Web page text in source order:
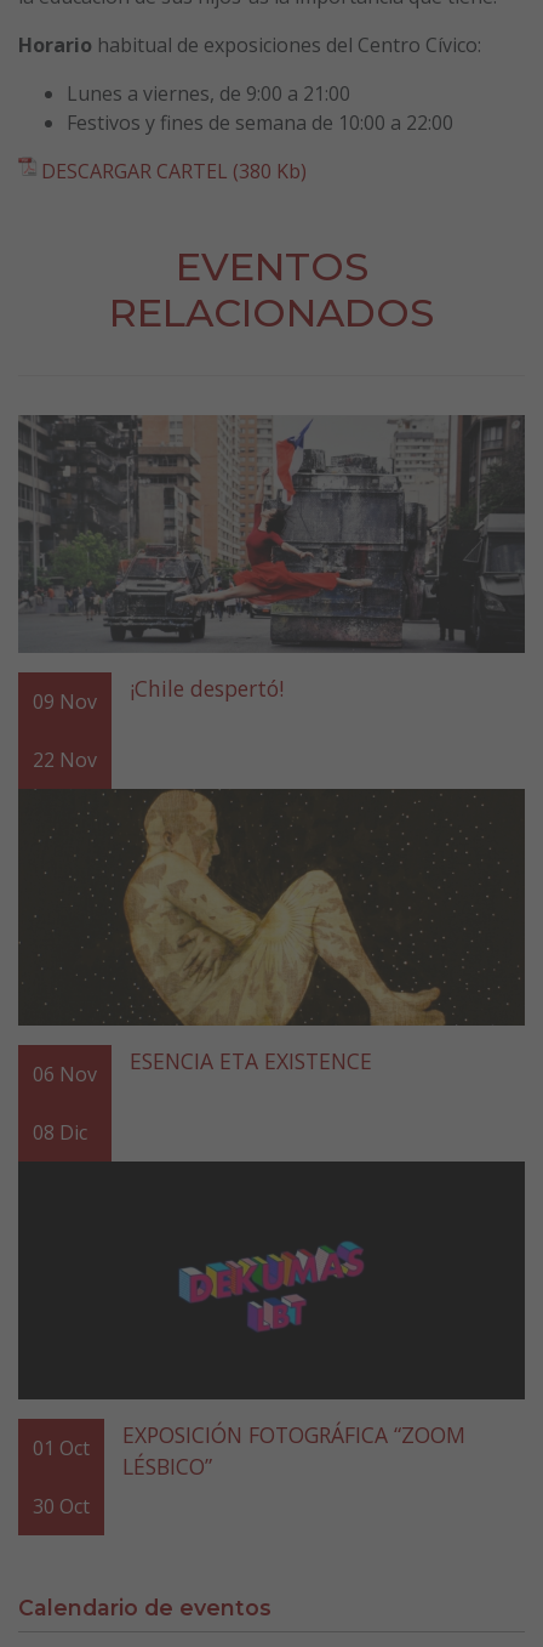
Horario habitual de exposiciones del Centro Cívico:
Lunes a viernes, de 9:00 a 21:00
Festivos y fines de semana de 10:00 a 22:00
DESCARGAR CARTEL (380 Kb)
EVENTOS
RELACIONADOS
09 Nov
22 Nov
¡Chile despertó!
06 Nov
08 Dic
ESENCIA ETA EXISTENCE
01 Oct
30 Oct
EXPOSICIÓN FOTOGRÁFICA “ZOOM
LÉSBICO”
Calendario de eventos